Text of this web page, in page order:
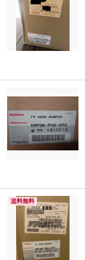
送料無料